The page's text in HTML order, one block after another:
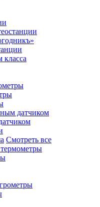
датчиком
Смотреть все